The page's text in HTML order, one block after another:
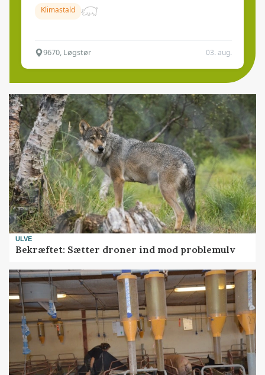
Klimastald
9670, Løgstør 03. aug.
ULVE
Bekræftet: Sætter droner ind mod problemulv